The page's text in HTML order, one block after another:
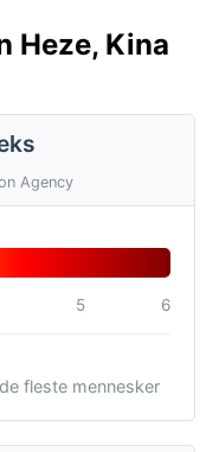
Heze, Kina
Agency
5 6
fleste mennesker